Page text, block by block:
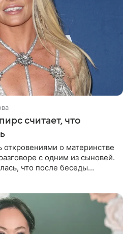
считает, что
о материнстве
с одним из сыновей.
что после беседы